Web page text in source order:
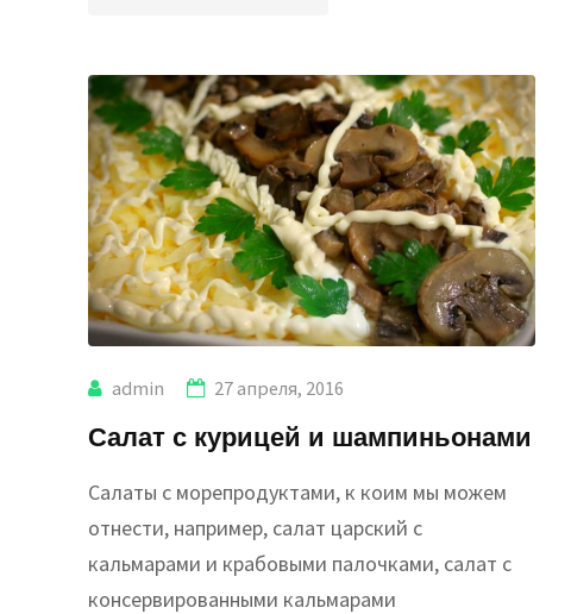
admin 27 апреля, 2016
Салат с курицей и шампиньонами
Салаты с морепродуктами, к коим мы можем
отнести, например, салат царский с
кальмарами и крабовыми палочками, салат с
консервированными кальмарами